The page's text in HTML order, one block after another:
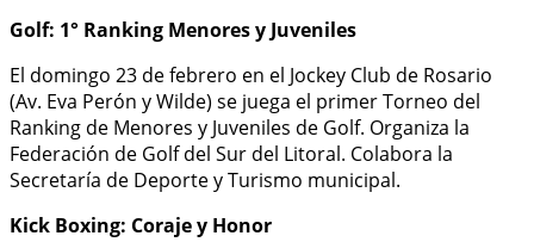
Golf: 1° Ranking Menores y Juveniles
El domingo 23 de febrero en el Jockey Club de Rosario
(Av. Eva Perón y Wilde) se juega el primer Torneo del
Ranking de Menores y Juveniles de Golf. Organiza la
Federación de Golf del Sur del Litoral. Colabora la
Secretaría de Deporte y Turismo municipal.
Kick Boxing: Coraje y Honor